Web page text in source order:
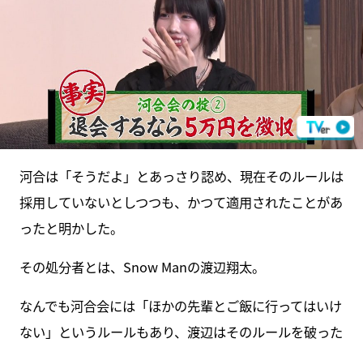
河合は「そうだよ」とあっさり認め、現在そのルールは
採用していないとしつつも、かつて適用されたことがあ
ったと明かした。
その処分者とは、Snow Manの渡辺翔太。
なんでも河合会には「ほかの先輩とご飯に行ってはいけ
ない」というルールもあり、渡辺はそのルールを破った